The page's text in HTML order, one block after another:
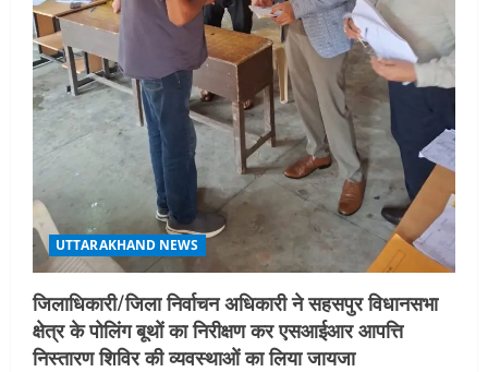
UTTARAKHAND NEWS
जिलाधिकारी/जिला निर्वाचन अधिकारी ने सहसपुर विधानसभा
क्षेत्र के पोलिंग बूथों का निरीक्षण कर एसआईआर आपत्ति
निस्तारण शिविर की व्यवस्थाओं का लिया जायजा